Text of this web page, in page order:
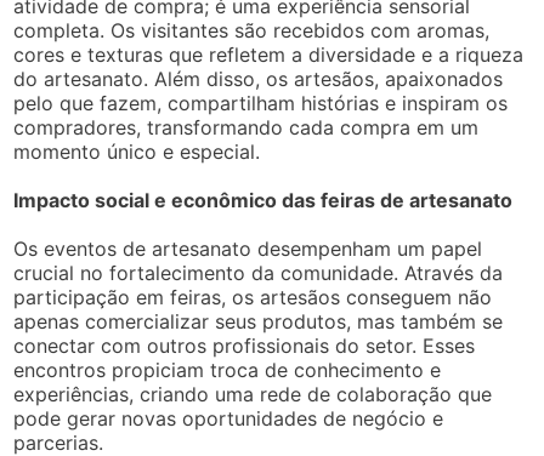
atividade de compra; é uma experiência sensorial
completa. Os visitantes são recebidos com aromas,
cores e texturas que refletem a diversidade e a riqueza
do artesanato. Além disso, os artesãos, apaixonados
pelo que fazem, compartilham histórias e inspiram os
compradores, transformando cada compra em um
momento único e especial.
Impacto social e econômico das feiras de artesanato
Os eventos de artesanato desempenham um papel
crucial no fortalecimento da comunidade. Através da
participação em feiras, os artesãos conseguem não
apenas comercializar seus produtos, mas também se
conectar com outros profissionais do setor. Esses
encontros propiciam troca de conhecimento e
experiências, criando uma rede de colaboração que
pode gerar novas oportunidades de negócio e
parcerias.